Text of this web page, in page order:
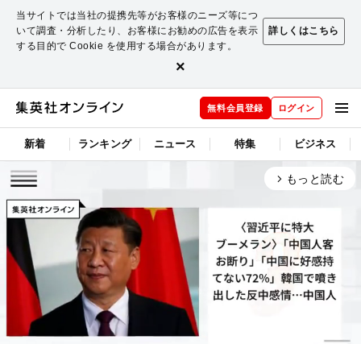
当サイトでは当社の提携先等がお客様のニーズ等につ
いて調査・分析したり、お客様にお勧めの広告を表示
する目的で Cookie を使用する場合があります。
詳しくはこちら
×
無料会員登録 ログイン
新着 ランキング ニュース 特集 ビジネス
arrow_forward_ios もっと読む